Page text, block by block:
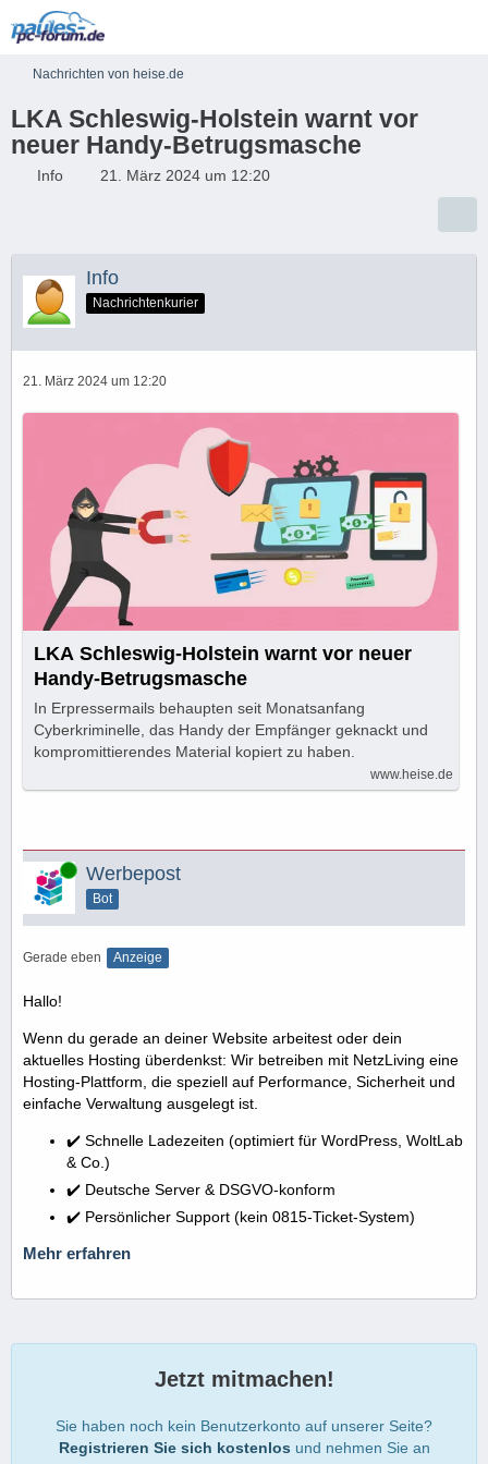
Nachrichten von heise.de
LKA Schleswig-Holstein warnt vor
neuer Handy-Betrugsmasche
Info 21. März 2024 um 12:20
Info
Nachrichtenkurier
21. März 2024 um 12:20
LKA Schleswig-Holstein warnt vor neuer
Handy-Betrugsmasche
In Erpressermails behaupten seit Monatsanfang
Cyberkriminelle, das Handy der Empfänger geknackt und
kompromittierendes Material kopiert zu haben.
www.heise.de
Online Werbepost
Bot
Gerade eben Anzeige
Hallo!
Wenn du gerade an deiner Website arbeitest oder dein
aktuelles Hosting überdenkst: Wir betreiben mit NetzLiving eine
Hosting-Plattform, die speziell auf Performance, Sicherheit und
einfache Verwaltung ausgelegt ist.
✔️ Schnelle Ladezeiten (optimiert für WordPress, WoltLab
& Co.)
✔️ Deutsche Server & DSGVO-konform
✔️ Persönlicher Support (kein 0815-Ticket-System)
Mehr erfahren
Jetzt mitmachen!
Sie haben noch kein Benutzerkonto auf unserer Seite?
Registrieren Sie sich kostenlos und nehmen Sie an